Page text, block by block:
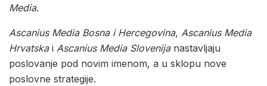
Media.
Ascanius Media Bosna i Hercegovina, Ascanius Media
Hrvatskai Ascanius Media Slovenijanastavljaju
poslovanje pod novim imenom, a u sklopu nove
poslovne strategije.